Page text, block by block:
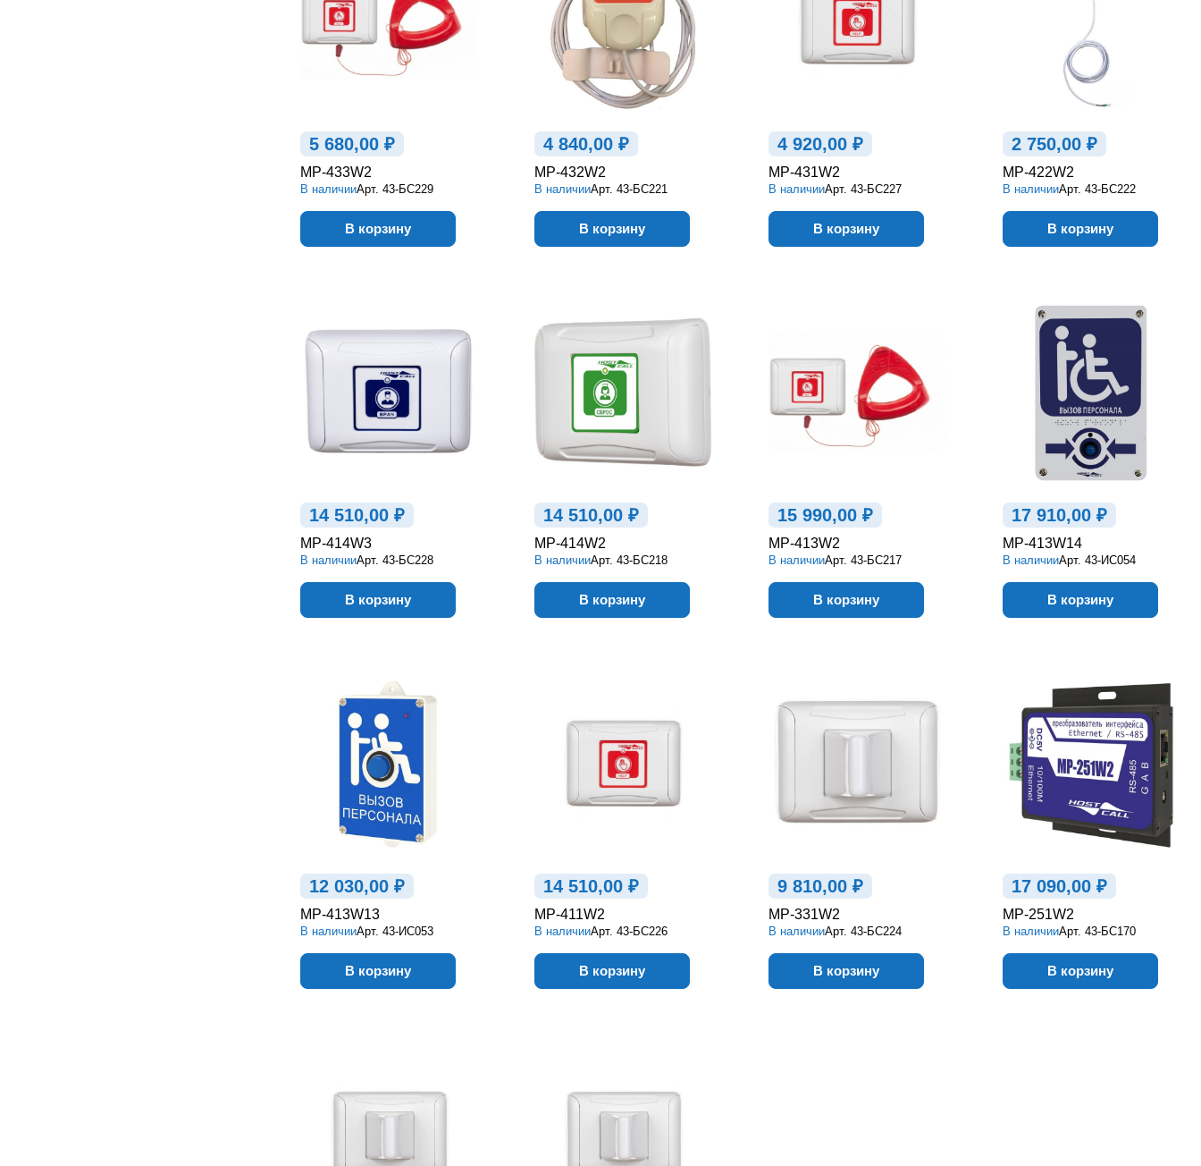
5 680,00 ₽
MP-433W2
В наличииАрт. 43-БС229
В корзину
4 840,00 ₽
MP-432W2
В наличииАрт. 43-БС221
В корзину
4 920,00 ₽
MP-431W2
В наличииАрт. 43-БС227
В корзину
2 750,00 ₽
MP-422W2
В наличииАрт. 43-БС222
В корзину
14 510,00 ₽
MP-414W3
В наличииАрт. 43-БС228
В корзину
14 510,00 ₽
MP-414W2
В наличииАрт. 43-БС218
В корзину
15 990,00 ₽
MP-413W2
В наличииАрт. 43-БС217
В корзину
17 910,00 ₽
MP-413W14
В наличииАрт. 43-ИС054
В корзину
12 030,00 ₽
MP-413W13
В наличииАрт. 43-ИС053
В корзину
14 510,00 ₽
MP-411W2
В наличииАрт. 43-БС226
В корзину
9 810,00 ₽
MP-331W2
В наличииАрт. 43-БС224
В корзину
17 090,00 ₽
MP-251W2
В наличииАрт. 43-БС170
В корзину